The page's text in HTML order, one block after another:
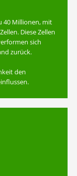
40 Millionen, mit
Diese Zellen
sich
zurück.
den